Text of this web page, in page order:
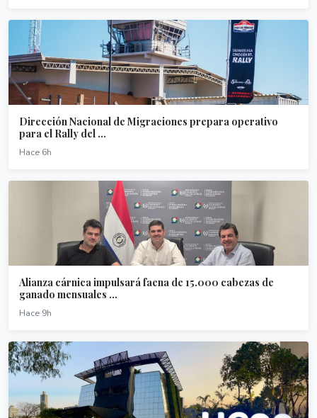
Dirección Nacional de Migraciones prepara operativo
para el Rally del ...
Hace 6h
Alianza cárnica impulsará faena de 15.000 cabezas de
ganado mensuales ...
Hace 9h